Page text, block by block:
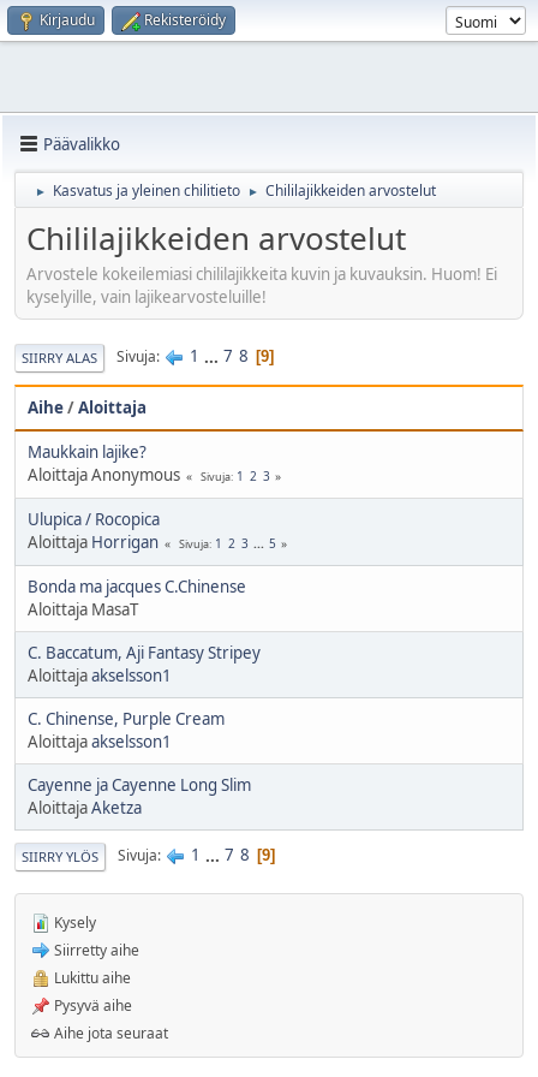
Kirjaudu Rekisteröidy
Päävalikko
► Kasvatus ja yleinen chilitieto ► Chililajikkeiden arvostelut
Chililajikkeiden arvostelut
Arvostele kokeilemiasi chililajikkeita kuvin ja kuvauksin. Huom! Ei
kyselyille, vain lajikearvosteluille!
SIIRRY ALAS Sivuja 1 ... 7 8 9
Aihe/Aloittaja
Maukkain lajike?
Aloittaja Anonymous
Sivuja 1 2 3
Ulupica / Rocopica
Aloittaja Horrigan Sivuja 1 2 3 ... 5
Bonda ma jacques C.Chinense
Aloittaja MasaT
C. Baccatum, Aji Fantasy Stripey
Aloittajaakselsson1
C. Chinense, Purple Cream
Aloittajaakselsson1
Cayenne ja Cayenne Long Slim
AloittajaAketza
SIIRRY YLÖS Sivuja 1 ... 7 8 9
Kysely
Siirretty aihe
Lukittu aihe
Pysyvä aihe
Aihe jota seuraat